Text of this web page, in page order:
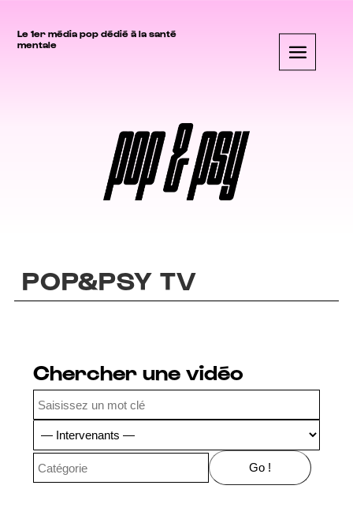
Le 1er média pop dédié à la santé
mentale
POP&PSY TV
Chercher une vidéo